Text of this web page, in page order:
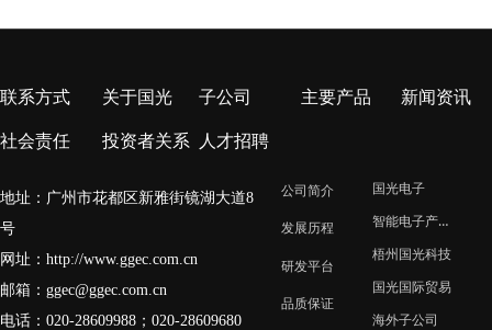
关于国光
公司简介
发展历程
研发平台
品质保证
国光电子
智能电子产业园
梧州国光科技
国光国际贸易
海外子公司
子公司 新闻资讯
主要产品
投资者关系 人才招聘
地址：广州市花都区新雅街镜湖大道8
号
网址： http://www.ggec.com.cn
邮箱： ggec@ggec.com.cn
电话：020-28609988； 020-28609680
联系方式
社会责任